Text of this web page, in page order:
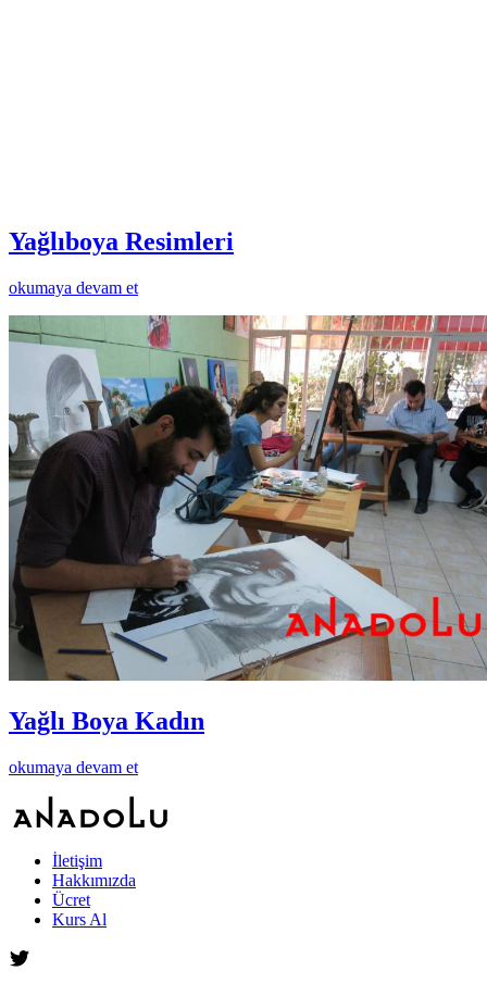
Yağlıboya Resimleri
okumaya devam et
Yağlı Boya Kadın
okumaya devam et
İletişim
Hakkımızda
Ücret
Kurs Al